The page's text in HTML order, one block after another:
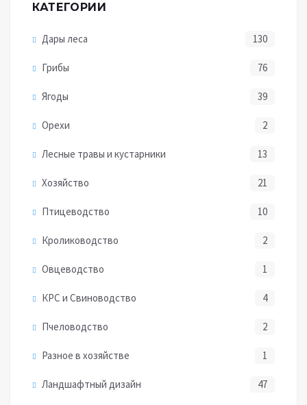
КАТЕГОРИИ
Дары леса 130
Грибы 76
Ягоды 39
Орехи 2
Лесные травы и кустарники 13
Хозяйство 21
Птицеводство 10
Кролиководство 2
Овцеводство 1
КРС и Свиноводство 4
Пчеловодство 2
Разное в хозяйстве 1
Ландшафтный дизайн 47